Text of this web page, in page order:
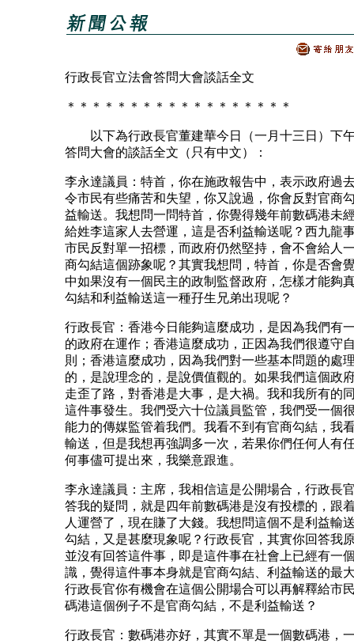
行政長官立法會答問大會談話全文
＊＊＊＊＊＊＊＊＊＊＊＊＊＊＊＊＊＊
以下為行政長官董建華今日（一月十三日）下
答問大會的談話全文（只有中文）：
李永達議員：特首，你在施政報告中，表示政府過
令市民有些痛苦和失望，你又說過，你會反對官商
益輸送。我想問一問特首，你覺得幾年前數碼港未
給姓李這家人去營運，這是否利益輸送呢？西九龍
市民反對單一招標，而政府仍然堅持，會不會給人
商勾結這個跡象呢？其實我想問，特首，你是否會
中如果沒有一個民主的政制監督政府，怎樣才能夠
勾結和利益輸送這一種孖生兄弟出現呢？
行政長官：香港今日能夠這麼成功，是因為我們有
的政府在運作；香港這麼成功，正因為我們很遵守
則；香港這麼成功，因為我們對一些基本問題的處
的，是說理念的，是說價值觀的。如果我們這個政
走歪了路，對香港是大事，是大禍。我和我所有的
這件事發生。我們受六十位議員監管，我們受一個
能力的傳媒監管着我們。我看不到有官商勾結，我
輸送，但是我想再強調多一次，若果你們任何人有
何事儘可提出來，我樂意跟進。
李永達議員：主席，我相信這是公開場合，行政長
答我的疑問，就是四年前數碼港是沒有投標的，跟
人運營了，現在賺了大錢。我想問這個不是利益輸
勾結，又是甚麼現象呢？行政長官，其實你回答我
並沒有回答這件事，即是這件事在社會上已經有一
識，覺得這件事本身就是官商勾結、利益輸送的最
行政長官你有機會在這個公開場合可以再解釋給市
碼港這個例子不是官商勾結，不是利益輸送？
行政長官：數碼港亦好，其實不單是一個數碼港，